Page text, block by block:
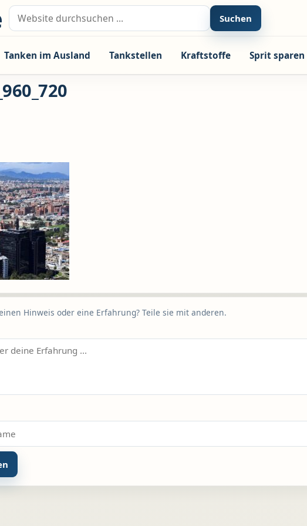
Suche nach: Suchen
Tanken im Ausland Tankstellen Kraftstoffe Sprit sparen
Hinweis oder eine Erfahrung? Teile sie mit anderen.